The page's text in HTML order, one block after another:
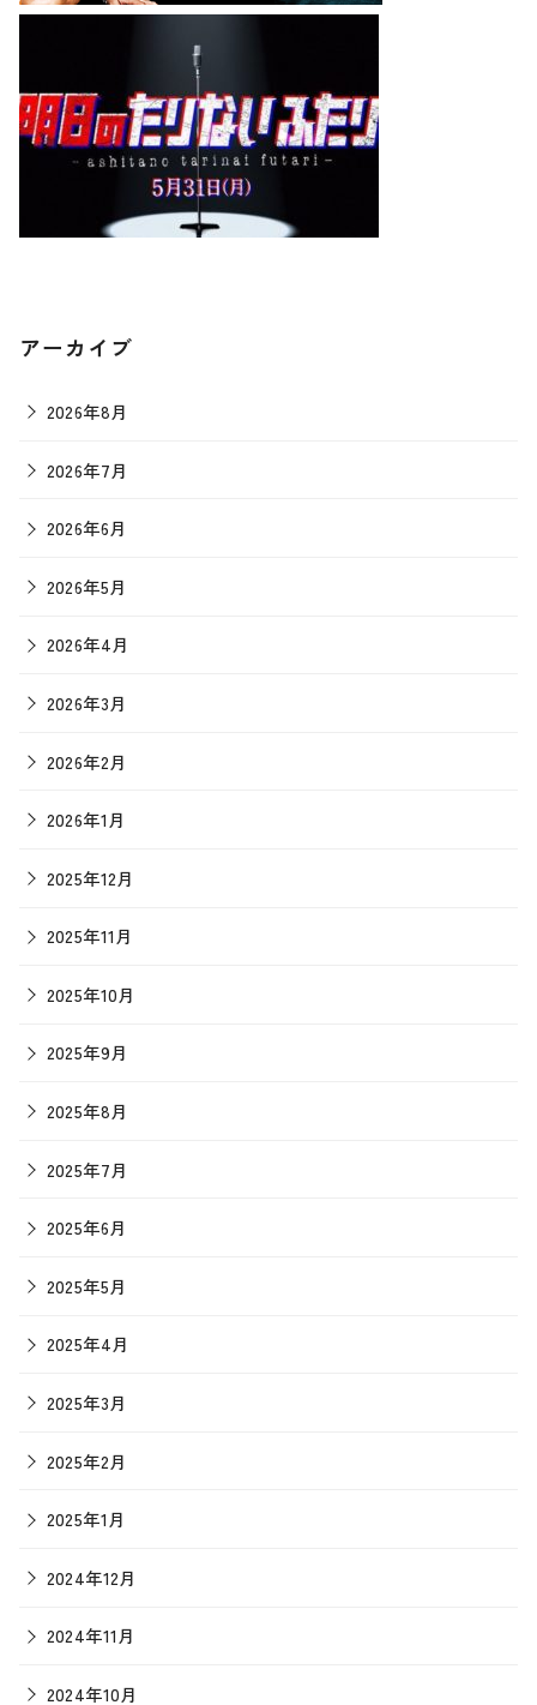
アーカイブ
2026年8月
2026年7月
2026年6月
2026年5月
2026年4月
2026年3月
2026年2月
2026年1月
2025年12月
2025年11月
2025年10月
2025年9月
2025年8月
2025年7月
2025年6月
2025年5月
2025年4月
2025年3月
2025年2月
2025年1月
2024年12月
2024年11月
2024年10月